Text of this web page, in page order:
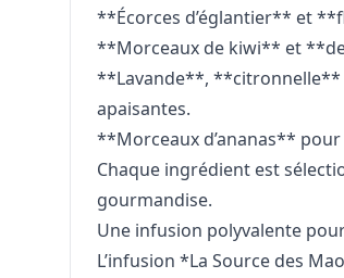
**Écorces d’églantier** et
**Morceaux de kiwi** et
**Lavande**, **citronnelle**
apaisantes.
**Morceaux d’ananas**
Chaque ingrédient est
gourmandise.
Une infusion polyvalente
L’infusion *La Source des